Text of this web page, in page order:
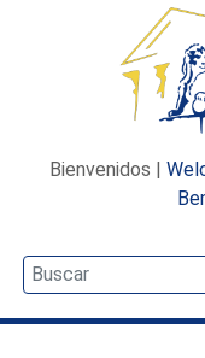
Bienvenidos |